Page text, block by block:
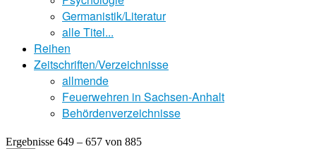
Germanistik/Literatur
alle Titel...
Reihen
Zeitschriften/Verzeichnisse
allmende
Feuerwehren in Sachsen-Anhalt
Behördenverzeichnisse
Ergebnisse 649 – 657 von 885